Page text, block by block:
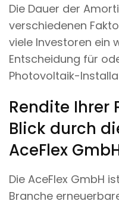
Die Dauer der
verschiedenen
viele Investoren ein
Entscheidung für
Photovoltaik-
Rendite Ihrer
Blick durch
AceFlex
Die AceFlex GmbH
Branche